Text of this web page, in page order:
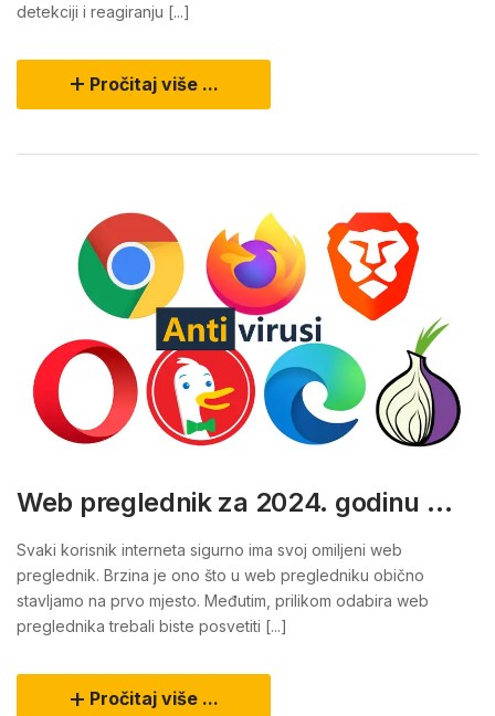
detekciji i reagiranju [...]
Pročitaj više ...
Web preglednik za 2024. godinu …
Svaki korisnik interneta sigurno ima svoj omiljeni web
preglednik. Brzina je ono što u web pregledniku obično
stavljamo na prvo mjesto. Međutim, prilikom odabira web
preglednika trebali biste posvetiti [...]
Pročitaj više ...